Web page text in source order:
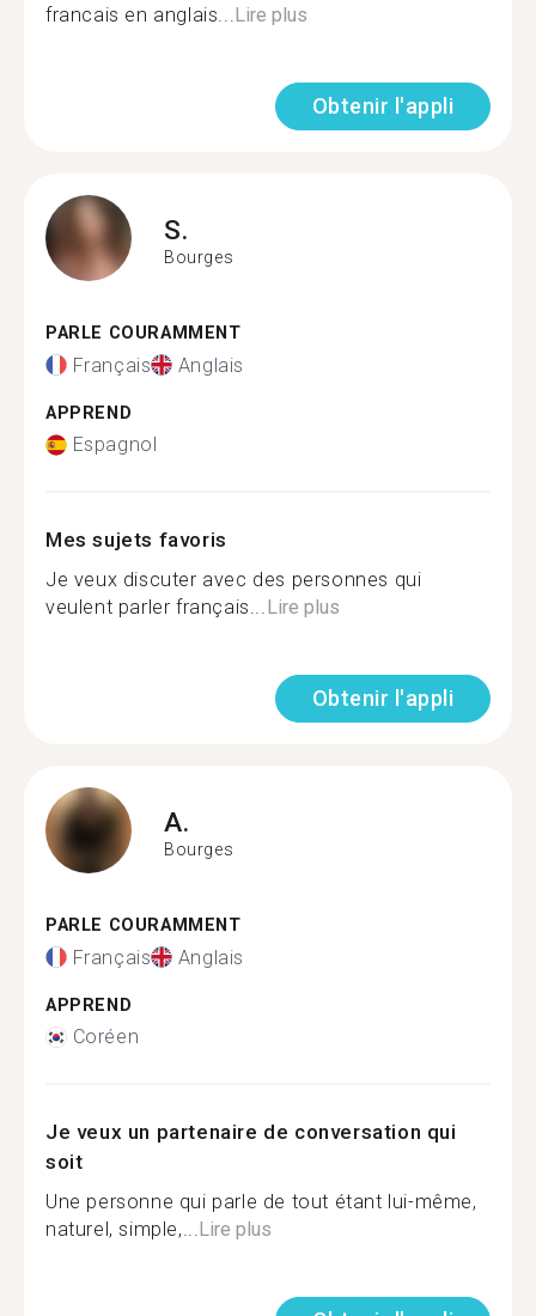
francais en anglais...Lire plus
Obtenir l'appli
S.
Bourges
PARLE COURAMMENT
Français Anglais
APPREND
Espagnol
Mes sujets favoris
Je veux discuter avec des personnes qui
veulent parler français...Lire plus
Obtenir l'appli
A.
Bourges
PARLE COURAMMENT
Français Anglais
APPREND
Coréen
Je veux un partenaire de conversation qui
soit
Une personne qui parle de tout étant lui-même,
naturel, simple,...Lire plus